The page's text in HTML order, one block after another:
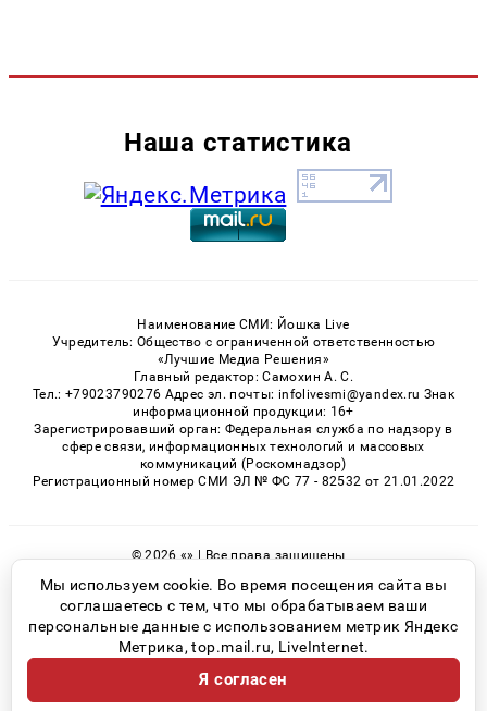
Наша статистика
Наименование СМИ: Йошка Live
Учредитель: Общество с ограниченной ответственностью
«Лучшие Медиа Решения»
Главный редактор: Самохин А. С.
Тел.: +79023790276 Адрес эл. почты: infolivesmi@yandex.ru Знак
информационной продукции: 16+
Зарегистрировавший орган: Федеральная служба по надзору в
сфере связи, информационных технологий и массовых
коммуникаций (Роскомнадзор)
Регистрационный номер СМИ ЭЛ № ФС 77 - 82532 от 21.01.2022
© 2026 «» | Все права защищены
Возрастная категория сайта 16+
Политика конфиденциальности
Мы используем cookie. Во время посещения сайта вы
соглашаетесь с тем, что мы обрабатываем ваши
персональные данные с использованием метрик Яндекс
Метрика, top.mail.ru, LiveInternet.
Я согласен